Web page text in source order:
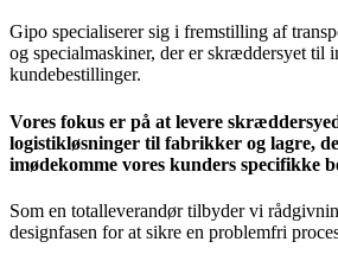
Gipo specialiserer sig i fremstilling af
og specialmaskiner, der er skræddersyet til
kundebestillinger.
Vores fokus er på at levere
logistikløsninger til fabrikker og lagre,
imødekomme vores kunders specifikke
Som en totalleverandør tilbyder vi
designfasen for at sikre en problemfri